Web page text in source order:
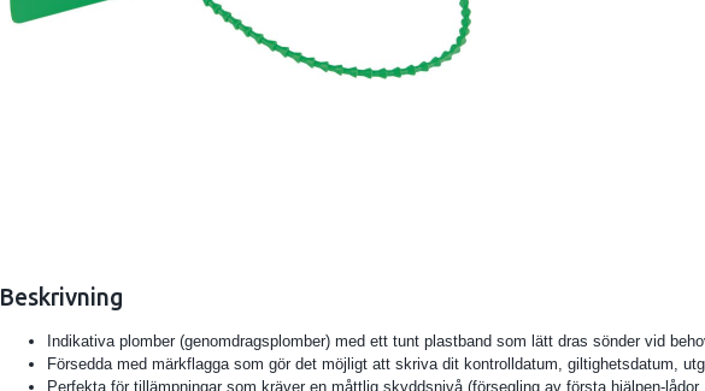
Beskrivning
Indikativa plomber (genomdragsplomber) med ett tunt plastband som lätt dras sönder vid
Försedda med märkflagga som gör det möjligt att skriva dit kontrolldatum, giltighetsdatum,
Perfekta för tillämpningar som kräver en måttlig skyddsnivå (försegling av första hjälpen-